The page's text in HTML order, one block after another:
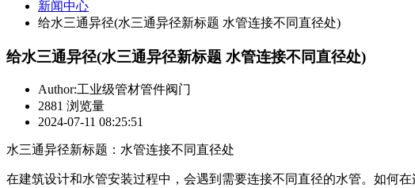
新闻中心
给水三通异径(水三通异径新标题 水管连接不同直径处)
给水三通异径(水三通异径新标题 水管连接不同直径处)
Author:工业级管材管件阀门
2881 浏览量
2024-07-11 08:25:51
水三通异径新标题：水管连接不同直径处
在建筑设计和水管安装过程中，会遇到需要连接不同直径的水管。如何